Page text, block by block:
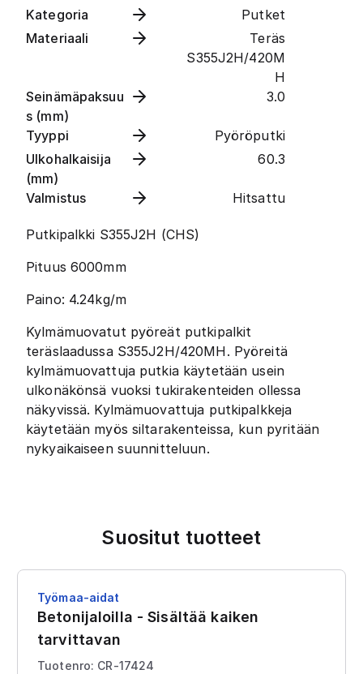
Kategoria
Putket
Materiaali
Teräs
S355J2H/420M
H
Seinämäpaksuu
s (mm)
3.0
Tyyppi
Pyöröputki
Ulkohalkaisija
(mm)
60.3
Valmistus Hitsattu
Putkipalkki S355J2H (CHS)
Pituus 6000mm
Paino: 4.24kg/m
Kylmämuovatut pyöreät putkipalkit
teräslaadussa S355J2H/420MH. Pyöreitä
kylmämuovattuja putkia käytetään usein
ulkonäkönsä vuoksi tukirakenteiden ollessa
näkyvissä. Kylmämuovattuja putkipalkkeja
käytetään myös siltarakenteissa, kun pyritään
nykyaikaiseen suunnitteluun.
Suositut tuotteet
Työmaa-aidat
Betonijaloilla - Sisältää kaiken
tarvittavan
Tuotenro: CR-17424